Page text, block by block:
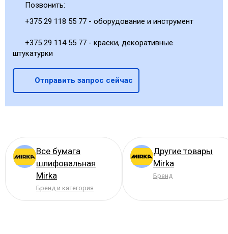
Позвонить:
+375 29 118 55 77 - оборудование и инструмент
+375 29 114 55 77 - краски, декоративные
штукатурки
Отправить запрос сейчас
Все бумага
шлифовальная
Mirka
Бренд и категория
Другие товары
Mirka
Бренд